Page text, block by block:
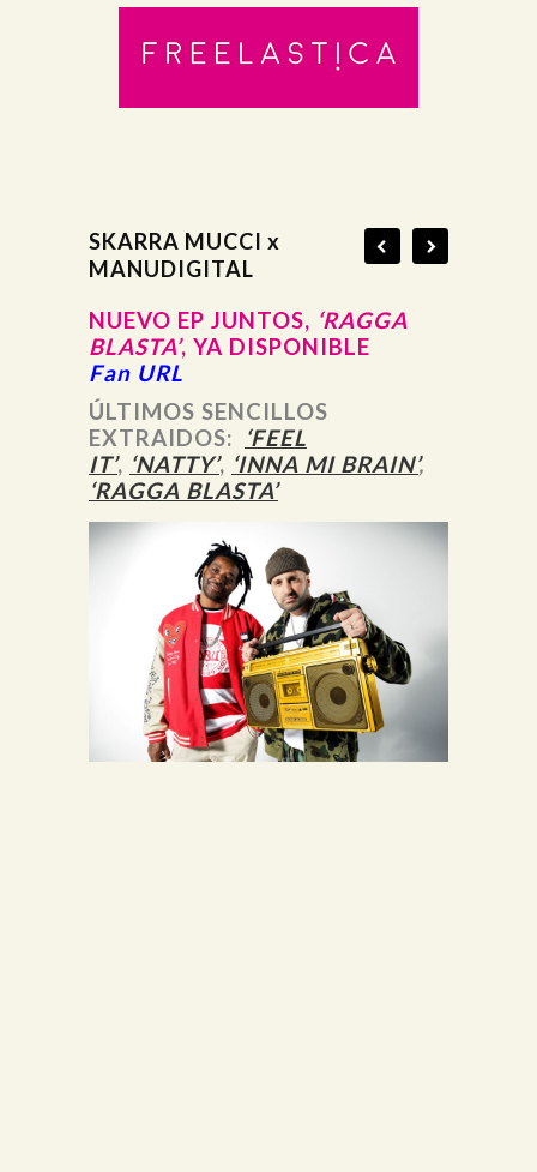
SKARRA MUCCI x
MANUDIGITAL
NUEVO EP JUNTOS, ‘RAGGA
BLASTA’, YA DISPONIBLE
Fan URL
ÚLTIMOS SENCILLOS
EXTRAIDOS:
‘FEEL
IT’, ‘NATTY’, ‘INNA MI BRAIN’,
‘RAGGA BLASTA’